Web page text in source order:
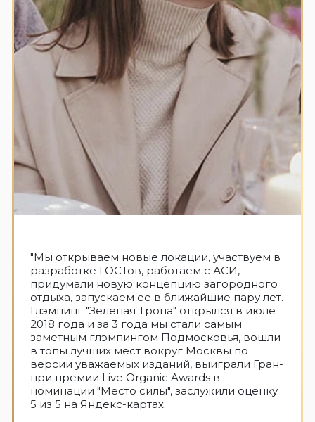
"Мы открываем новые локации, участвуем в
разработке ГОСТов, работаем с АСИ,
придумали новую концепцию загородного
отдыха, запускаем ее в ближайшие пару лет.
Глэмпинг "Зеленая Тропа" открылся в июле
2018 года и за 3 года мы стали самым
заметным глэмпингом Подмосковья, вошли
в топы лучших мест вокруг Москвы по
версии уважаемых изданий, выиграли Гран-
при премии Live Organic Awards в
номинации "Место силы", заслужили оценку
5 из 5 на Яндекс-картах.